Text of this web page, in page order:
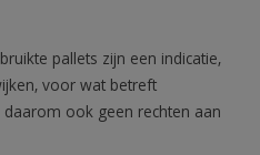
pallets zijn een indicatie,
voor wat betreft
ook geen rechten aan